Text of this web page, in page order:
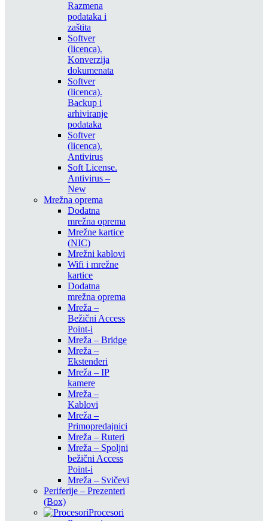
Razmena
podataka i
zaštita
Softver
(licenca).
Konverzija
dokumenata
Softver
(licenca).
Backup i
arhiviranje
podataka
Softver
(licenca).
Antivirus
Soft License.
Antivirus –
New
Mrežna oprema
Dodatna
mrežna oprema
Mrežne kartice
(NIC)
Mrežni kablovi
Wifi i mrežne
kartice
Dodatna
mrežna oprema
Mreža –
Bežični Access
Point-i
Mreža – Bridge
Mreža –
Ekstenderi
Mreža – IP
kamere
Mreža –
Kablovi
Mreža –
Primopredajnici
Mreža – Ruteri
Mreža – Spoljni
bežični Access
Point-i
Mreža – Svičevi
Periferije – Prezenteri
(Box)
Procesori